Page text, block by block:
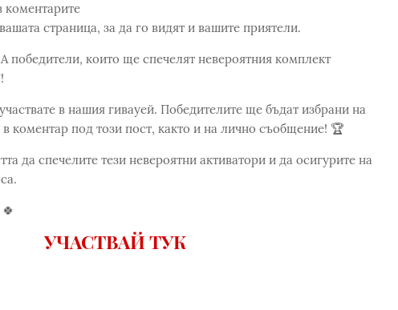
коментарите
страница, за да го видят и вашите приятели.
които ще спечелят невероятния комплект
в нашия гивауей. Победителите ще бъдат избрани на
коментар под този пост, както и на лично съобщение! 🏆
да спечелите тези невероятни активатори и да осигурите на
УЧАСТВАЙ ТУК